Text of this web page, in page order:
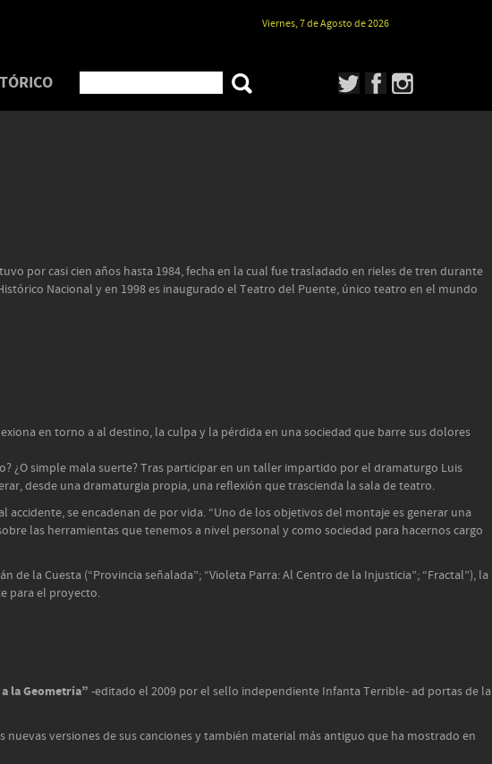
Viernes, 7 de Agosto de 2026
por casi cien años hasta 1984, fecha en la cual fue trasladado en rieles de tren durante
Nacional y en 1998 es inaugurado el Teatro del Puente, único teatro en el mundo
en torno a al destino, la culpa y la pérdida en una sociedad que barre sus dolores
¿O simple mala suerte? Tras participar en un taller impartido por el dramaturgo Luis
desde una dramaturgia propia, una reflexión que trascienda la sala de teatro.
se encadenan de por vida. “Uno de los objetivos del montaje es generar una
las herramientas que tenemos a nivel personal y como sociedad para hacernos cargo
la Cuesta (“Provincia señalada”; “Violeta Parra: Al Centro de la Injusticia”; “Fractal”), la
para el proyecto.
la Geometría” -editado el 2009 por el sello independiente Infanta Terrible- ad portas de la
versiones de sus canciones y también material más antiguo que ha mostrado en